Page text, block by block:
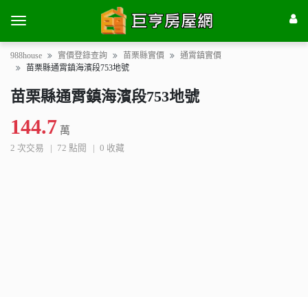
988house 實價登錄查詢 苗栗縣實價
通霄鎮實價
苗栗縣通霄鎮海濱段753地號
苗栗縣通霄鎮海濱段753地號
144.7 萬
2 次交易 72 點閱 0 收藏